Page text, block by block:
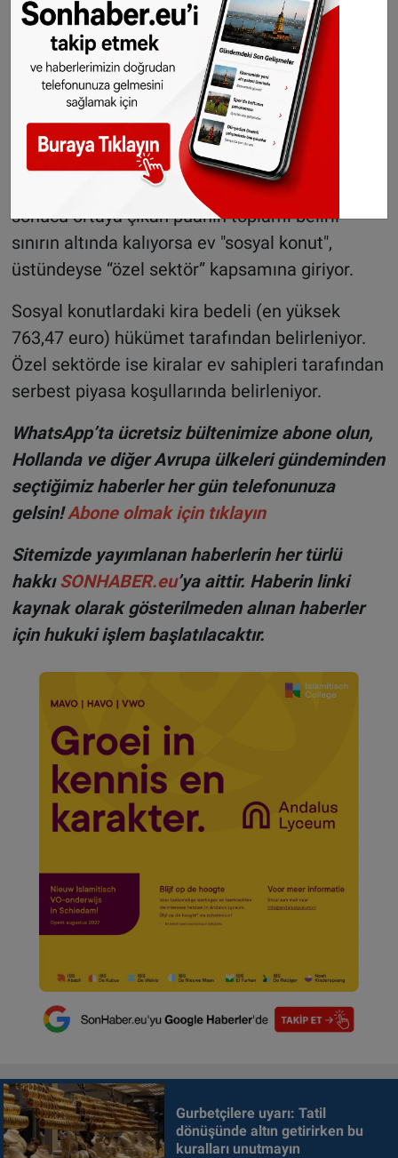
75'lik kısmı sosyal konut kapsamına giriyor.
Sosyal konutların kira bedelleri "puanlama
sistemi" aracılığıyla belirleniyor. Sistemde
yüksek puan alan evler özel sektörün sayılıyor.
Konutlar; boyutu, yaşı, oda sayısı, mutfağı,
banyosu, bahçesi, enerji verimliliği gibi çok
sayıda farklı kriterle bir puan alıyor. Bu unsurlar
sonucu ortaya çıkan puanın toplamı belirli
sınırın altında kalıyorsa ev "sosyal konut",
üstündeyse “özel sektör” kapsamına giriyor.
Sosyal konutlardaki kira bedeli (en yüksek
763,47 euro) hükümet tarafından belirleniyor.
Özel sektörde ise kiralar ev sahipleri tarafından
serbest piyasa koşullarında belirleniyor.
WhatsApp’ta ücretsiz bültenimize abone olun,
Hollanda ve diğer Avrupa ülkeleri gündeminden
seçtiğimiz haberler her gün telefonunuza
gelsin!Abone olmak için tıklayın
Sitemizde yayımlanan haberlerin her türlü
hakkıSONHABER.eu’ya aittir. Haberin linki
kaynak olarak gösterilmeden alınan haberler
için hukuki işlem başlatılacaktır.
Gurbetçilere uyarı: Tatil
dönüşünde altın getirirken bu
kuralları unutmayın